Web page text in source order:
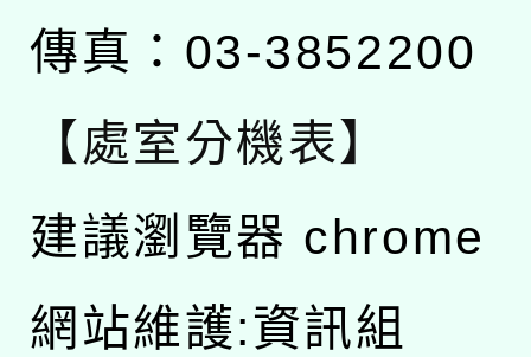
傳真：03-3852200
【處室分機表】
建議瀏覽器 chrome
網站維護:資訊組